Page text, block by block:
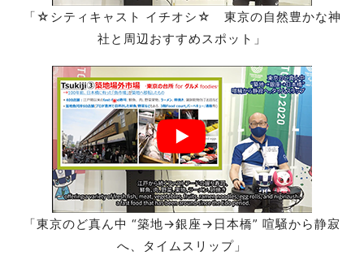
「☆シティキャスト イチオシ☆ 東京の自然豊かな神
社と周辺おすすめスポット」
「東京のど真ん中 “築地→銀座→日本橋” 喧騒から静寂
へ、タイムスリップ」